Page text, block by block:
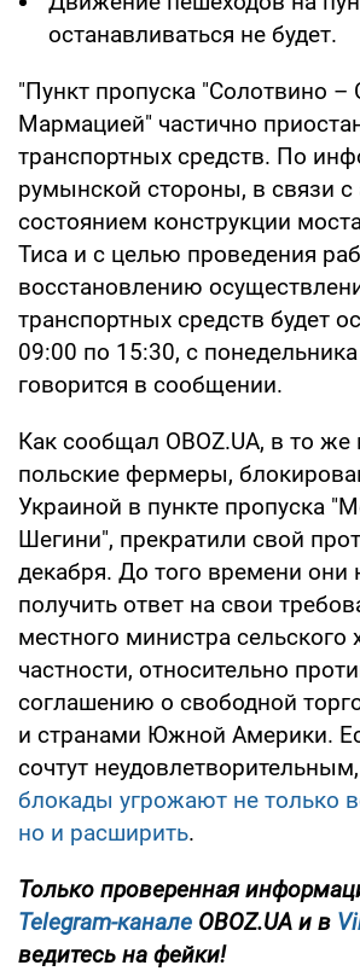
останавливаться не будет.
"Пункт пропуска "Солотвино –
Мармацией" частично
транспортных средств. По
румынской стороны, в связи
состоянием конструкции
Тиса и с целью проведения
восстановлению
транспортных средств будет
09:00 по 15:30, с
говорится в сообщении.
Как сообщал OBOZ.UA, в то же
польские фермеры,
Украиной в пункте пропуска
Шегини", прекратили свой
декабря. До того времени они
получить ответ на свои
местного министра сельского
частности, относительно
соглашению о свободной
и странами Южной Америки.
сочтут неудовлетворительным,
блокады угрожают не только
но и расширить.
Только проверенная
Telegram-канале OBOZ.UA и в
ведитесь на фейки!